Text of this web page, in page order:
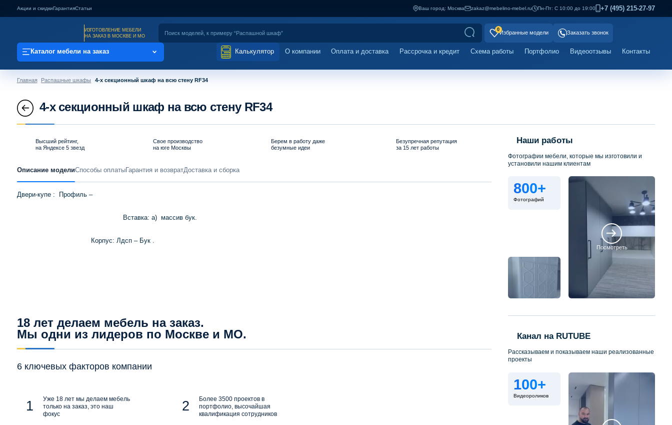
Акции и скидкиГарантияСтатьи Ваш город: Москва zakaz@mebelino-mebel.ru Пн-Пт: С 10:00 до 19:00 +7 (495) 215-27-97
ИЗГОТОВЛЕНИЕ МЕБЕЛИ
НА ЗАКАЗ В МОСКВЕ И МО
0
Избранные модели Заказать звонок
Каталог мебели на заказ Калькулятор О компании Оплата и доставка Рассрочка и кредит Схема работы Портфолио Видеоотзывы Контакты
Главная Распашные шкафы 4-х секционный шкаф на всю стену RF34
4-х секционный шкаф на всю стену RF34
Высший рейтинг,
на Яндексе 5 звезд
Свое производство
на юге Москвы
Берем в работу даже
безумные идеи
Безупречная репутация
за 15 лет работы
Описание модели Способы оплатыГарантия и возвратДоставка и сборка
Двери-купе : Профиль –
Вставка: а) массив бук.
Корпус: Лдсп – Бук .
18 лет делаем мебель на заказ.
Мы одни из лидеров по Москве и МО.
6 ключевых факторов компании
Уже 18 лет мы делаем мебель
только на заказ, это наш
фокус
Более 3500 проектов в
портфолио, высочайшая
квалификация сотрудников
Наши работы
Фотографии мебели, которые мы изготовили и
установили нашим клиентам
800+
Фотографий
Посмотреть
Канал на RUTUBE
Рассказываем и показываем наши реализованные
проекты
100+
Видеороликов